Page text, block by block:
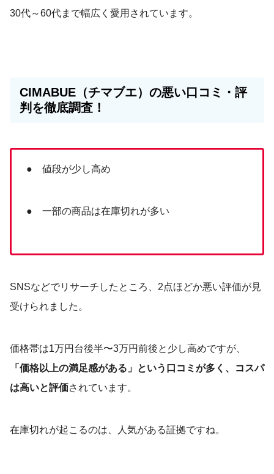
30代～60代まで幅広く愛用されています。
CIMABUE（チマブエ）の悪い口コミ・評
判を徹底調査！
● 値段が少し高め
● 一部の商品は在庫切れが多い
SNSなどでリサーチしたところ、2点ほどか悪い評価が見
受けられました。
価格帯は1万円台後半〜3万円前後と少し高めですが、
「価格以上の満足感がある」という口コミが多く、コスパ
は高いと評価されています。
在庫切れが起こるのは、人気がある証拠ですね。